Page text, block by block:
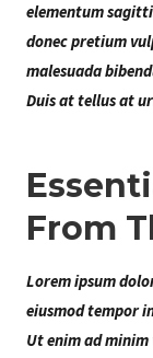
elementum
donec pretium
malesuada
Duis at tellus at
From
Lorem ipsum
eiusmod tempor
Ut enim ad